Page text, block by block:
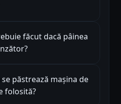
făcut dacă pâinea
se păstrează mașina de
folosită?